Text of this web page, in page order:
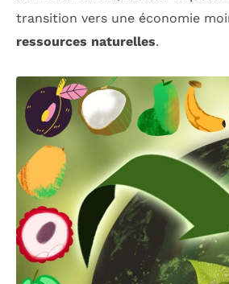
transition vers une économie
ressources naturelles.